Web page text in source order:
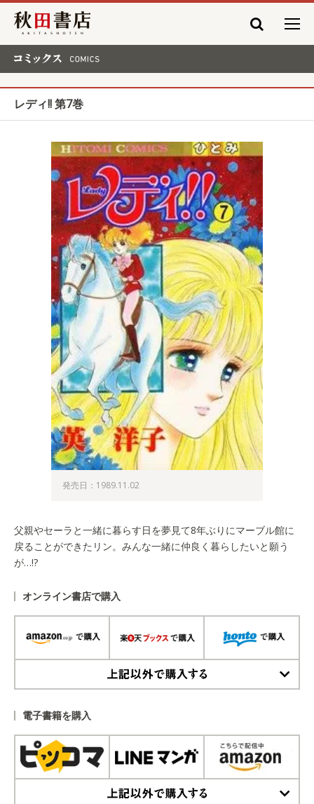
秋田書店
レディ!! 第7巻
発売日：1989.11.02
父親やセーラと一緒に暮らす日を夢見て8年ぶりにマーブル館に
戻ることができたリン。みんな一緒に仲良く暮らしたいと願う
が…!?
オンライン書店で購入
電子書籍を購入